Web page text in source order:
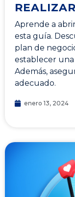
Aprende a
esta guía.
plan de
establecer una
Además,
adecuado.
enero 13, 2024